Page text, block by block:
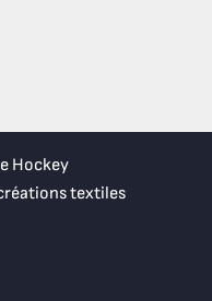
Hockey
textiles